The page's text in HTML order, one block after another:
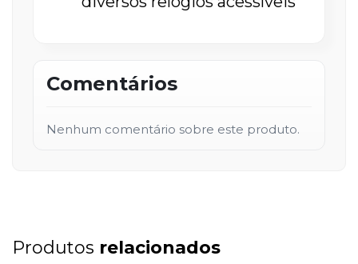
Comentários
Nenhum comentário sobre este produto.
Produtos relacionados